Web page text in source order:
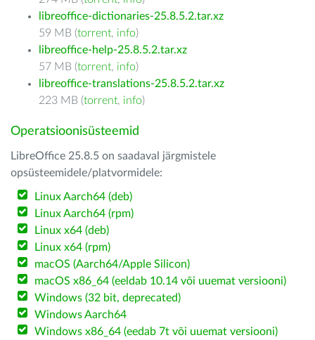
libreoffice-dictionaries-25.8.5.2.tar.xz
59 MB (torrent, info)
libreoffice-help-25.8.5.2.tar.xz
57 MB (torrent, info)
libreoffice-translations-25.8.5.2.tar.xz
223 MB (torrent, info)
Operatsioonisüsteemid
LibreOffice 25.8.5 on saadaval järgmistele
opsüsteemidele/platvormidele:
Linux Aarch64 (deb)
Linux Aarch64 (rpm)
Linux x64 (deb)
Linux x64 (rpm)
macOS (Aarch64/Apple Silicon)
macOS x86_64 (eeldab 10.14 või uuemat versiooni)
Windows (32 bit, deprecated)
Windows Aarch64
Windows x86_64 (eedab 7t või uuemat versiooni)